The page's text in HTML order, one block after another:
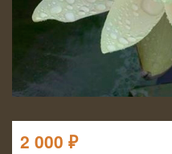
2 000 ₽